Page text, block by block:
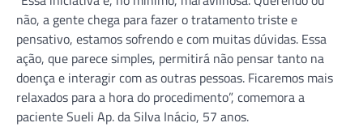
não, a gente chega para fazer o tratamento triste e
pensativo, estamos sofrendo e com muitas dúvidas. Essa
ação, que parece simples, permitirá não pensar tanto na
doença e interagir com as outras pessoas. Ficaremos mais
relaxados para a hora do procedimento”, comemora a
paciente Sueli Ap. da Silva Inácio, 57 anos.